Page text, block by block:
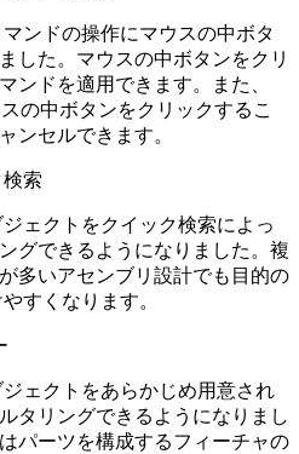
ンドの操作にマウスの中ボタ
した。マウスの中ボタンをクリ
ンドを適用できます。また、
の中ボタンをクリックするこ
ンセルできます。
索
ェクトをクイック検索によっ
グできるようになりました。複
多いアセンブリ設計でも目的の
すくなります。
ェクトをあらかじめ用意され
タリングできるようになりまし
パーツを構成するフィーチャの